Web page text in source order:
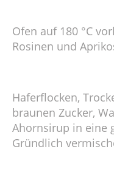
Ofen auf 180 °C
Rosinen und
Haferflocken,
braunen Zucker,
Ahornsirup in eine
Gründlich